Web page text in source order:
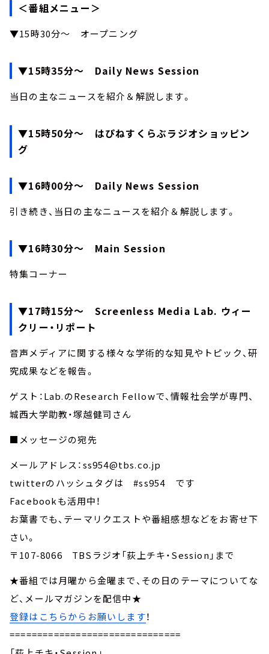
＜番組メニュー＞
▼15時30分～ オープニング
▼15時35分～ Daily News Session
当日の主なニュースを紹介＆解説します。
▼15時50分～ はぴねすくらぶラジオショッピン
グ
▼16時00分～ Daily News Session
引き続き、当日の主なニュースを紹介＆解説します。
▼16時30分～ Main Session
特集コーナー
▼17時15分～ Screenless Media Lab. ウィー
クリー・リポート
音声メディアに関する様々な学術的な知見やトピック、研
究成果などを報告。
ゲスト：Lab.のResearch Fellowで、情報社会学が専門、
城西大学助教・塚越健司さん
■メッセージの宛先
メールアドレス：ss954@tbs.co.jp
twitterのハッシュタグは #ss954 です
Facebookも活用中！
お葉書でも、テーマリクエストや番組感想などをお寄せ下
さい。
〒107-8066 TBSラジオ「荻上チキ・Session」まで
★番組では月曜から金曜まで、その日のテーマについてな
ど、メールマガジンを配信中★
登録はこちらからお願いします！
===============================